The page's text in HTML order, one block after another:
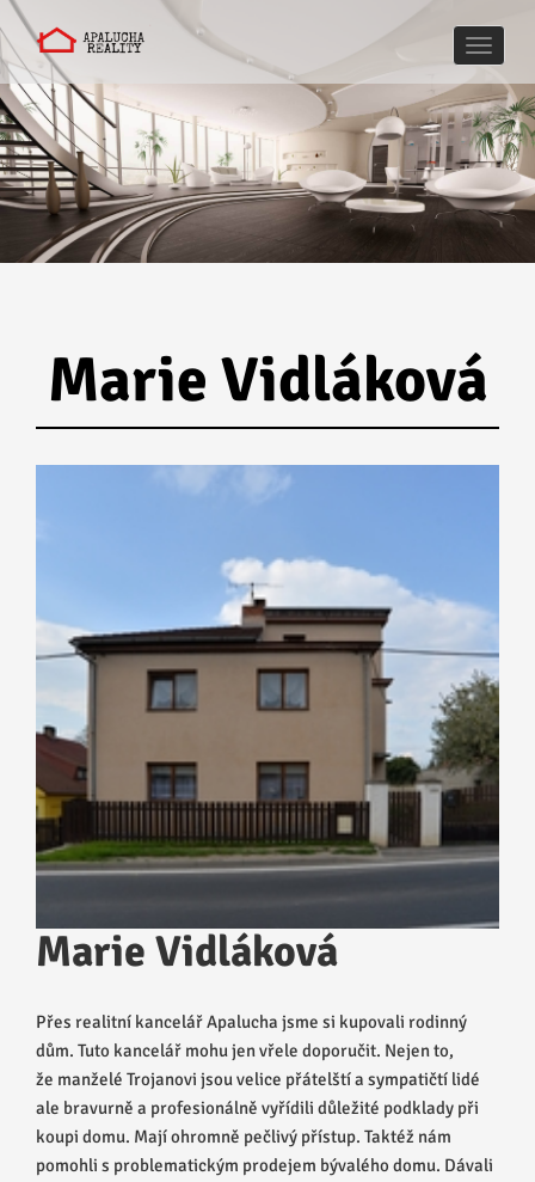
Marie Vidláková
Marie Vidláková
Přes realitní kancelář Apalucha jsme si kupovali rodinný
dům. Tuto kancelář mohu jen vřele doporučit. Nejen to,
že manželé Trojanovi jsou velice přátelští a sympatičtí lidé
ale bravurně a profesionálně vyřídili důležité podklady při
koupi domu. Mají ohromně pečlivý přístup. Taktéž nám
pomohli s problematickým prodejem bývalého domu. Dávali